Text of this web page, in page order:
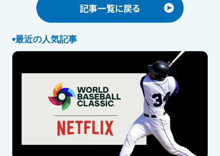
記事一覧に戻る
最近の人気記事